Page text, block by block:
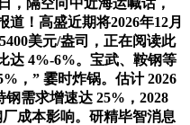
！高盛近期将2026年12月
美元/盎司，正在阅读此
达 4%-6%。宝武、鞍钢等
，” 霎时炸锅。估计 2026
需求增速达 25%，2028
成本影响。研精毕智消息